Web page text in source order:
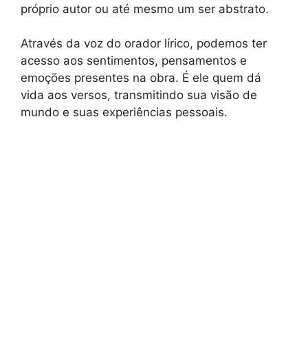
próprio autor ou até mesmo um ser abstrato.
Através da voz do orador lírico, podemos ter
acesso aos sentimentos, pensamentos e
emoções presentes na obra. É ele quem dá
vida aos versos, transmitindo sua visão de
mundo e suas experiências pessoais.